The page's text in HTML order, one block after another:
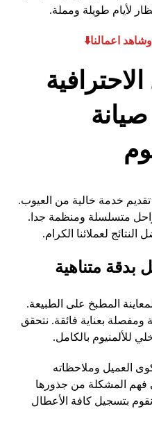
لأيام طويلة ومملة.
اعمالنا⬇️
صيانة
خدمة خالية من العيوب.
متسلسلة ومنظمة جدا.
لعملائنا الكرام.
بدقة متناهية
المطبخ على الطبيعة.
بعناية فائقة. نتحقق
للألمنيوم بالكامل.
العميل وملاحظاته
فهم المشكلة من جذورها
بتسجيل كافة الأعطال